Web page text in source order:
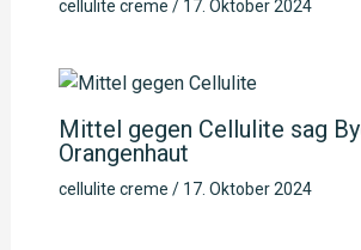
cellulite creme / 17. Oktober 2024
Mittel gegen Cellulite sag
Orangenhaut
cellulite creme / 17. Oktober 2024